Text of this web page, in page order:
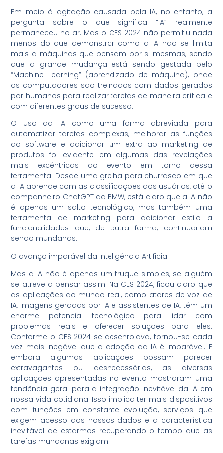
Em meio à agitação causada pela IA, no entanto, a
pergunta sobre o que significa “IA” realmente
permaneceu no ar. Mas o CES 2024 não permitiu nada
menos do que demonstrar como a IA não se limita
mais a máquinas que pensam por si mesmas, sendo
que a grande mudança está sendo gestada pelo
“Machine Learning” (aprendizado de máquina), onde
os computadores são treinados com dados gerados
por humanos para realizar tarefas de maneira crítica e
com diferentes graus de sucesso.
O uso da IA como uma forma abreviada para
automatizar tarefas complexas, melhorar as funções
do software e adicionar um extra ao marketing de
produtos foi evidente em algumas das revelações
mais excêntricas do evento em torno dessa
ferramenta. Desde uma grelha para churrasco em que
a IA aprende com as classificações dos usuários, até o
companheiro ChatGPT da BMW, está claro que a IA não
é apenas um salto tecnológico, mas também uma
ferramenta de marketing para adicionar estilo a
funcionalidades que, de outra forma, continuariam
sendo mundanas.
O avanço imparável da Inteligência Artificial
Mas a IA não é apenas um truque simples, se alguém
se atreve a pensar assim. Na CES 2024, ficou claro que
as aplicações do mundo real, como atores de voz de
IA, imagens geradas por IA e assistentes de IA, têm um
enorme potencial tecnológico para lidar com
problemas reais e oferecer soluções para eles.
Conforme o CES 2024 se desenrolava, tornou-se cada
vez mais inegável que a adoção da IA é imparável. E
embora algumas aplicações possam parecer
extravagantes ou desnecessárias, as diversas
aplicações apresentadas no evento mostraram uma
tendência geral para a integração inevitável da IA em
nossa vida cotidiana. Isso implica ter mais dispositivos
com funções em constante evolução, serviços que
exigem acesso aos nossos dados e a característica
inevitável de estarmos recuperando o tempo que as
tarefas mundanas exigiam.